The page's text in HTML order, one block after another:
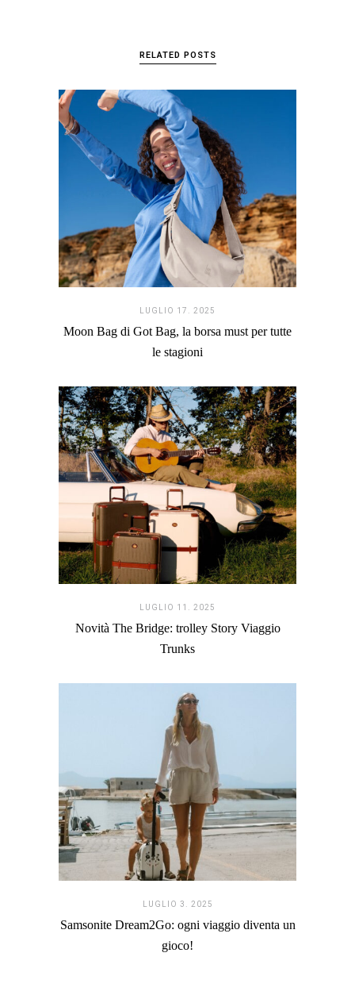
RELATED POSTS
LUGLIO 17. 2025
Moon Bag di Got Bag, la borsa must per tutte
le stagioni
LUGLIO 11. 2025
Novità The Bridge: trolley Story Viaggio
Trunks
LUGLIO 3. 2025
Samsonite Dream2Go: ogni viaggio diventa un
gioco!